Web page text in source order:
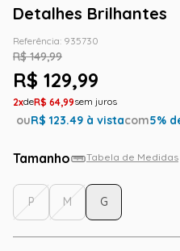
Detalhes Brilhantes
Referência: 935730
R$ 149,99
R$ 129,99
2 R$ 64,99
ouR$ 123.49 à vistacom5%
Tamanho Tabela de Medidas
P M G